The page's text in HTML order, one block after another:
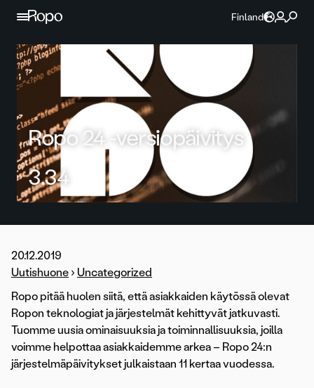
Jatka sisältöön
Finland
Ropo 24 -versiopäivitys
3.34
20.12.2019
Uutishuone › Uncategorized
Ropo pitää huolen siitä, että asiakkaiden käytössä olevat
Ropon teknologiat ja järjestelmät kehittyvät jatkuvasti.
Tuomme uusia ominaisuuksia ja toiminnallisuuksia, joilla
voimme helpottaa asiakkaidemme arkea – Ropo 24:n
järjestelmäpäivitykset julkaistaan 11 kertaa vuodessa.